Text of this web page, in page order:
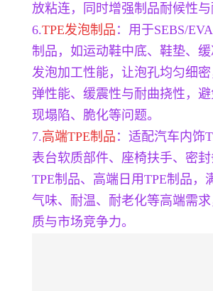
放粘连，同时增强制品耐候性与
6.TPE发泡制品 ：用于SEBS/
制品，如运动鞋中底、鞋垫、
发泡加工性能，让泡孔均匀细
弹性能、缓震性与耐曲挠性，
现塌陷、脆化等问题。
7.高端TPE制品 ：适配汽车内饰
表台软质部件、座椅扶手、密
TPE制品、高端日用TPE制品，
气味、耐温、耐老化等高端需
质与市场竞争力。